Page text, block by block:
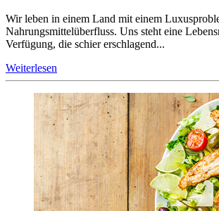
Wir leben in einem Land mit einem
Nahrungsmittelüberfluss. Uns steht eine
Verfügung, die schier erschlagend...
Weiterlesen